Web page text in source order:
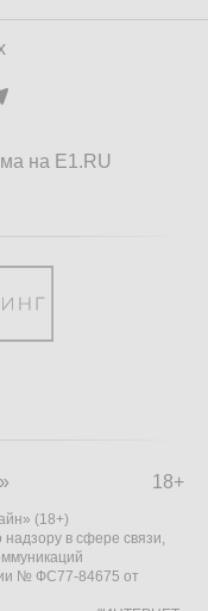
на E1.RU
18+
(18+)
в сфере связи,
№ ФС77-84675 от